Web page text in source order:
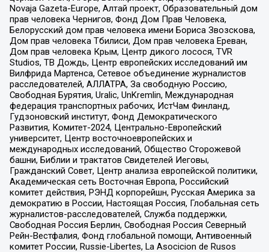
Novaja Gazeta-Europe, Алтай проект, Образовательный дом
прав человека Чернигов, Фонд Дом Прав Человека,
Белорусский дом прав человека имени Бориса Звозскова,
Дом прав человека Тбилиси, Дом прав человека Ереван,
Дом прав человека Крым, Центр дикого лосося, TVR
Studios, ТВ Дождь, Центр европейских исследований им
Вилфрида Мартенса, Сетевое объединение журналистов
расследователей, АЛЛАТРА, За свободную Россию,
Свободная Бурятия, Uralic, UnKremlin, Международная
федерация транспортных рабочих, ИстЧам Финланд,
Гудзоновский институт, Фонд Демократического
Развития, Комитет-2024, Центрально-Европейский
университет, Центр восточноевропейских и
международных исследований, Общество Сторожевой
башни, Библии и трактатов Свидетелей Иеговы,
Гражданский Совет, Центр анализа европейской политики,
Академическая сеть Восточная Европа, Российский
комитет действия, РЭНД корпорейшн, Русская Америка за
демократию в России, Настоящая Россия, Глобальная сеть
журналистов-расследователей, Служба поддержки,
Свободная Россия Берлин, Свободная Россия Северный
Рейн-Вестфалия, Фонд глобальной помощи, Антивоенный
комитет России, Russie-Libertes, La Asocicion de Rusos